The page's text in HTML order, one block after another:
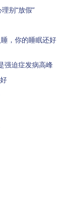
别“放假”
，你的睡眠还好
强迫症发病高峰